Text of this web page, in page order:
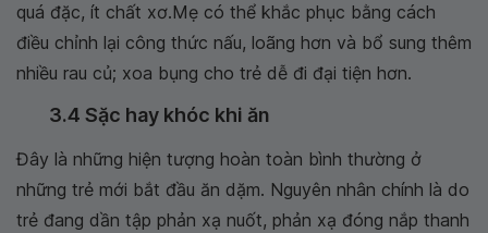
quá đặc, ít chất xơ.Mẹ có thể khắc phục bằng cách
điều chỉnh lại công thức nấu, loãng hơn và bổ sung thêm
nhiều rau củ; xoa bụng cho trẻ dễ đi đại tiện hơn.
3.4 Sặc hay khóc khi ăn
Đây là những hiện tượng hoàn toàn bình thường ở
những trẻ mới bắt đầu ăn dặm. Nguyên nhân chính là do
trẻ đang dần tập phản xạ nuốt, phản xạ đóng nắp thanh